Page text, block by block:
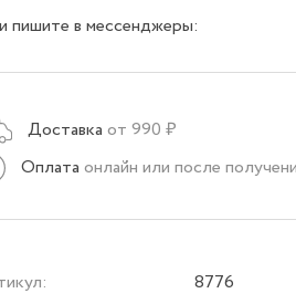
пишите в мессенджеры:
Доставка от 990 ₽
Оплата онлайн или после
8776